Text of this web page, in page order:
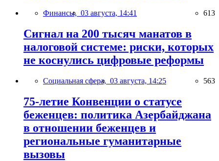
Финансы, 03 августа, 14:41 613
Сигнал на 200 тысяч манатов в
налоговой системе: риски, которых
не коснулись цифровые реформы
Социальная сфера, 03 августа, 14:25 563
75-летие Конвенции о статусе
беженцев: политика Азербайджана
в отношении беженцев и
региональные гуманитарные
вызовы